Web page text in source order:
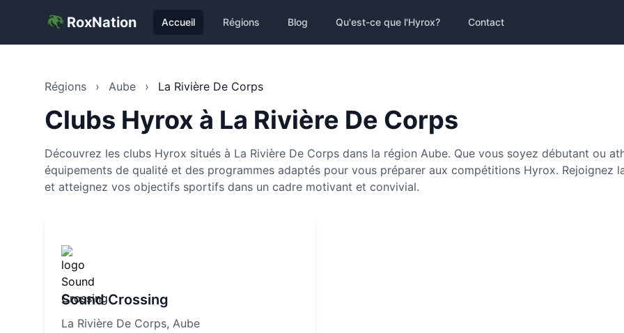
RoxNation Accueil Régions Blog Qu'est-ce que l'Hyrox? Contact
Régions › Aube › La Rivière De Corps
Clubs Hyrox à La Rivière De Corps
Découvrez les clubs Hyrox situés à La Rivière De Corps dans la région Aube. Que vous soyez débutant ou
équipements de qualité et des programmes adaptés pour vous préparer aux compétitions Hyrox. Rejoignez
et atteignez vos objectifs sportifs dans un cadre motivant et convivial.
Sound Crossing
La Rivière De Corps, Aube